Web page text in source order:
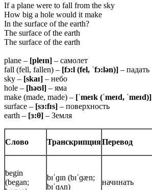
If a plane were to fall from the sky
How big a hole would it make
In the surface of the earth?
The surface of the earth
The surface of the earth
plane – [pleɪn] – самолет
fall (fell, fallen) – [fɔ:l (fel, ˈfɔ:lən)] – падать
sky – [skaɪ] – небо
hole – [həʊl] – яма
make (made, made) – [ˈmeɪk (ˈmeɪd, ˈmeɪd)]
surface – [sɜ:fɪs] – поверхность
earth – [ɜ:θ] – Земля
Слово ТранскрипцияПеревод
begin
(began;
bɪˈɡɪn (bɪˈɡæn;
bɪˈɡʌn)
начинать